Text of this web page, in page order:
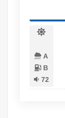
A
B
72